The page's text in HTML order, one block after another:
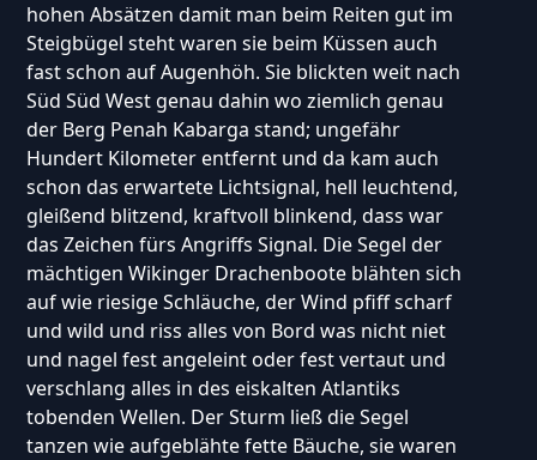
hohen Absätzen damit man beim Reiten gut im
Steigbügel steht waren sie beim Küssen auch
fast schon auf Augenhöh. Sie blickten weit nach
Süd Süd West genau dahin wo ziemlich genau
der Berg Penah Kabarga stand; ungefähr
Hundert Kilometer entfernt und da kam auch
schon das erwartete Lichtsignal, hell leuchtend,
gleißend blitzend, kraftvoll blinkend, dass war
das Zeichen fürs Angriffs Signal. Die Segel der
mächtigen Wikinger Drachenboote blähten sich
auf wie riesige Schläuche, der Wind pfiff scharf
und wild und riss alles von Bord was nicht niet
und nagel fest angeleint oder fest vertaut und
verschlang alles in des eiskalten Atlantiks
tobenden Wellen. Der Sturm ließ die Segel
tanzen wie aufgeblähte fette Bäuche, sie waren